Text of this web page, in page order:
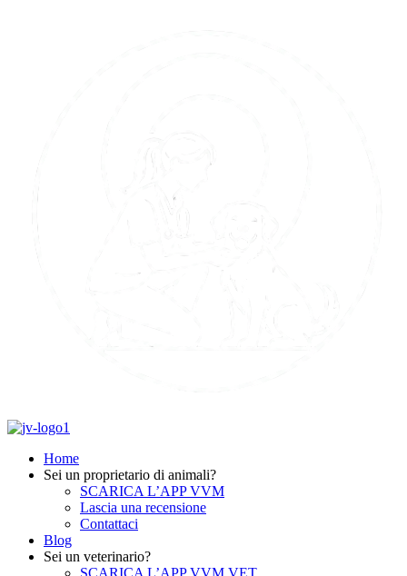
Home
Sei un proprietario di animali?
SCARICA L’APP VVM
Lascia una recensione
Contattaci
Blog
Sei un veterinario?
SCARICA L’APP VVM VET